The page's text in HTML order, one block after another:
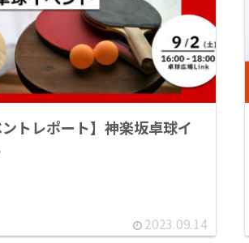
ントレポート】神楽坂卓球イ
2023.09.14